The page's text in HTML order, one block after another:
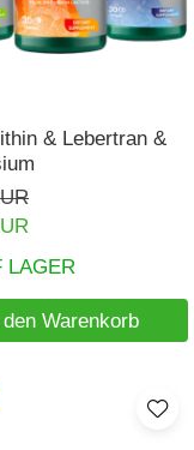
& Lebertran &
LAGER
Warenkorb